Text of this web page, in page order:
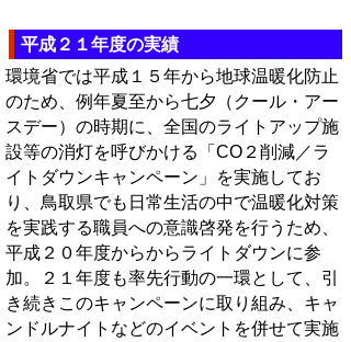
平成２１年度の実績
環境省では平成１５年から地球温暖化防止
のため、例年夏至から七夕（クール・アー
スデー）の時期に、全国のライトアップ施
設等の消灯を呼びかける「CO２削減／ラ
イトダウンキャンペーン」を実施してお
り、鳥取県でも日常生活の中で温暖化対策
を実践する職員への意識啓発を行うため、
平成２０年度からからライトダウンに参
加。２１年度も率先行動の一環として、引
き続きこのキャンペーンに取り組み、キャ
ンドルナイトなどのイベントを併せて実施